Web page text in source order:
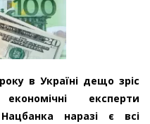
в Україні дещо зріс
експерти
наразі є всі